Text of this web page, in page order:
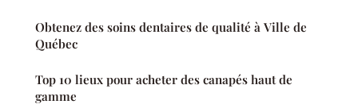
Obtenez des soins dentaires de qualité à Ville de
Québec
Top 10 lieux pour acheter des canapés haut de
gamme